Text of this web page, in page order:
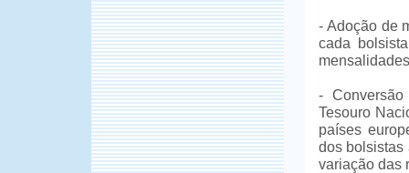
- Adoção de
cada
-
Tesouro
países
dos bolsistas
variação das